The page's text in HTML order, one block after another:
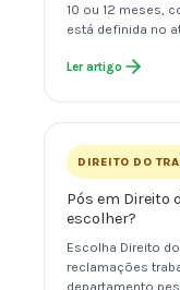
10 ou 12 meses,
está definida no
Ler artigo
DIREITO DO
Pós em Direito
escolher?
Escolha Direito
reclamações
departamento